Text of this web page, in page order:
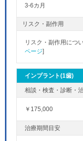
3-6カ月
リスク・副作用
リスク・副作用につ
ページ]
インプラント(1歯)
￥175,000